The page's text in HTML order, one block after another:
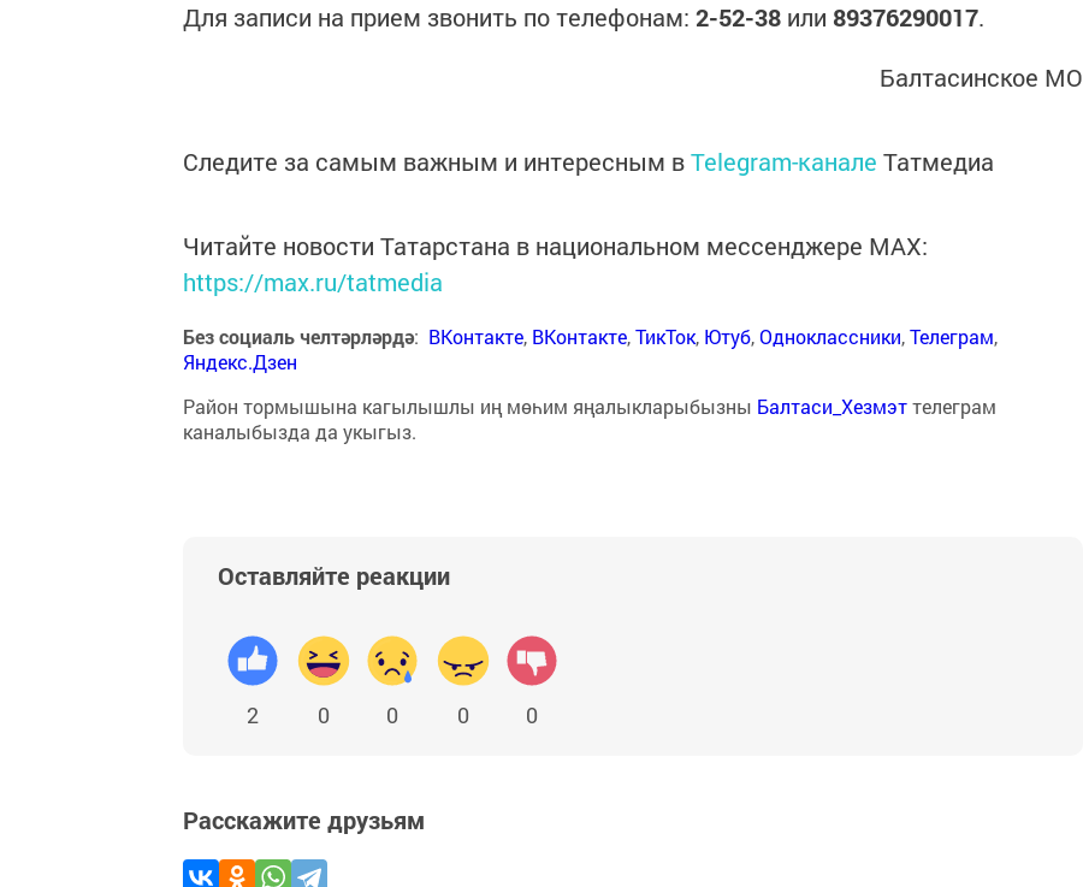
Для записи на прием звонить по телефонам: 2-52-38 или 89376290017.
Балтасинское МО
Следите за самым важным и интересным вTelegram-канале Татмедиа
Читайте новости Татарстана в национальном мессенджере MАХ:
https://max.ru/tatmedia
Без социаль челтәрләрдә: ВКонтакте, ВКонтакте,ТикТок, Ютуб,Одноклассники,Телеграм,
Яндекс.Дзен
Район тормышына кагылышлы иң мөһим яңалыкларыбызны Балтаси_Хезмэттелеграм
каналыбызда да укыгыз.
Оставляйте реакции
2 0 0 0 0
Расскажите друзьям